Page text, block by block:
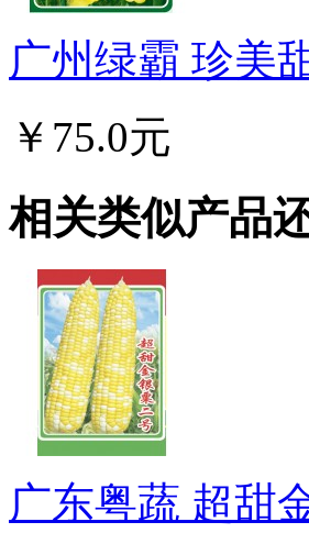
广州绿霸 珍美
￥75.0元
相关类似产品
广东粤蔬 超甜